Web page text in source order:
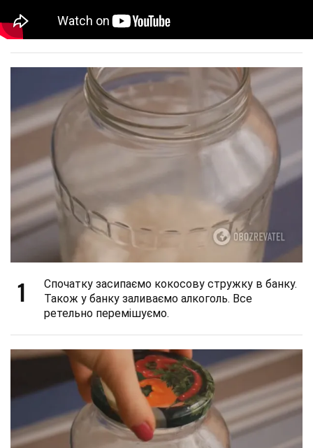
1
Спочатку засипаємо кокосову стружку в банку.
Також у банку заливаємо алкоголь. Все
ретельно перемішуємо.